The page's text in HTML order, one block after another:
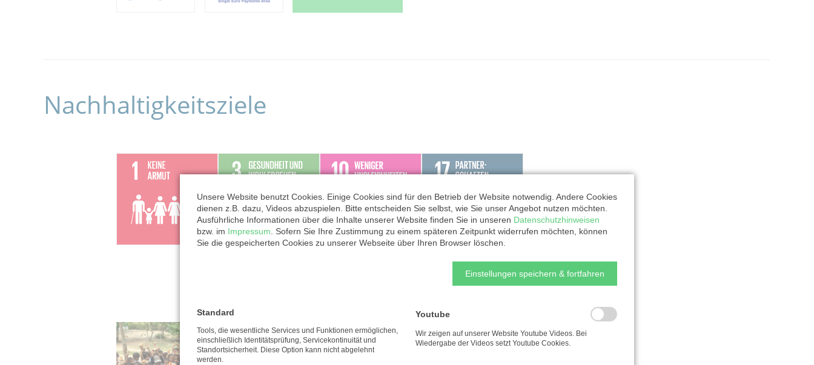
Nachhaltigkeitsziele
Unsere Website benutzt Cookies. Einige Cookies sind für den Betrieb der Website notwendig. Andere Cookies
dienen z.B. dazu, Videos abzuspielen. Bitte entscheiden Sie selbst, wie Sie unser Angebot nutzen möchten.
Ausführliche Informationen über die Inhalte unserer Website finden Sie in unseren Datenschutzhinweisen
bzw. im Impressum . Sofern Sie Ihre Zustimmung zu einem späteren Zeitpunkt widerrufen möchten, können
Sie die gespeicherten Cookies zu unserer Webseite über Ihren Browser löschen.
Einstellungen speichern & fortfahren
Standard
Tools, die wesentliche Services und Funktionen ermöglichen,
einschließlich Identitätsprüfung, Servicekontinuität und
Standortsicherheit. Diese Option kann nicht abgelehnt
werden.
Youtube
Wir zeigen auf unserer Website Youtube Videos. Bei
Wiedergabe der Videos setzt Youtube Cookies.